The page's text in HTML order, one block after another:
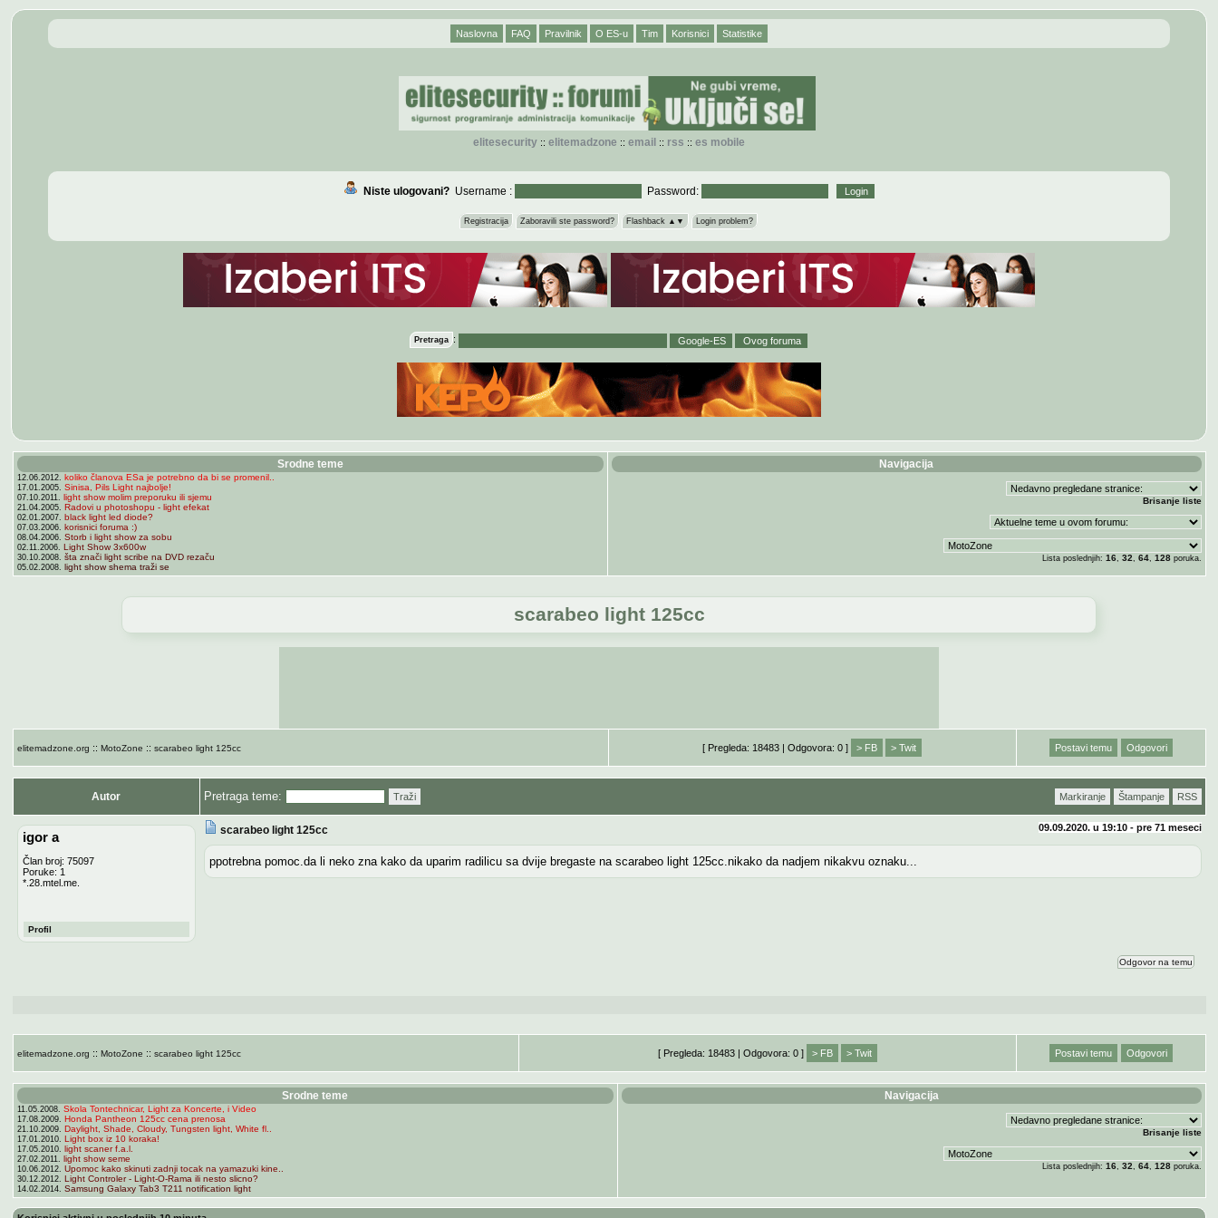
Naslovna FAQ Pravilnik O ES-u Tim Korisnici Statistike
elitesecurity:: elitemadzone :: email :: rss :: es mobile
Niste ulogovani?Username : Password:
Registracija Zaboravili ste password? Flashback ▲▼ Login problem?
Pretraga :
Srodne teme
12.06.2012. koliko članova ESa je potrebno da bi se promenil..
17.01.2005. Sinisa, Pils Light najbolje!
07.10.2011. light show molim preporuku ili sjemu
21.04.2005. Radovi u photoshopu - light efekat
02.01.2007. black light led diode?
07.03.2006. korisnici foruma :)
08.04.2006. Storb i light show za sobu
02.11.2006. Light Show 3x600w
30.10.2008. šta znači light scribe na DVD rezaču
05.02.2008. light show shema traži se
Navigacija
Brisanje liste
Lista poslednjih: 16, 32 64, 128poruka.
scarabeo light 125cc
elitemadzone.org :: MotoZone :: scarabeo light 125cc [ Pregleda: 18483 | Odgovora: 0 ] > FB > Twit Postavi temu Odgovori
Autor Pretraga teme: Traži Markiranje Štampanje RSS
igor a
Član broj: 75097
Poruke: 1
*.28.mtel.me.
Profil
scarabeo light 125cc 09.09.2020. u 19:10 - pre 71 meseci
ppotrebna pomoc.da li neko zna kako da uparim radilicu sa dvije bregaste na scarabeo light 125cc.nikako da nadjem nikakvu oznaku...
Odgovor na temu
elitemadzone.org :: MotoZone :: scarabeo light 125cc [ Pregleda: 18483 | Odgovora: 0 ] > FB > Twit Postavi temu Odgovori
Srodne teme
11.05.2008. Skola Tontechnicar, Light za Koncerte, i Video
17.08.2009. Honda Pantheon 125cc cena prenosa
21.10.2009. Daylight, Shade, Cloudy, Tungsten light, White fl..
17.01.2010. Light box iz 10 koraka!
17.05.2010. light scaner f.a.l.
27.02.2011. light show seme
10.06.2012. Upomoc kako skinuti zadnji tocak na yamazuki kine..
30.12.2012. Light Controler - Light-O-Rama ili nesto slicno?
14.02.2014. Samsung Galaxy Tab3 T211 notification light
Navigacija
Brisanje liste
Lista poslednjih: 16, 32 64, 128poruka.